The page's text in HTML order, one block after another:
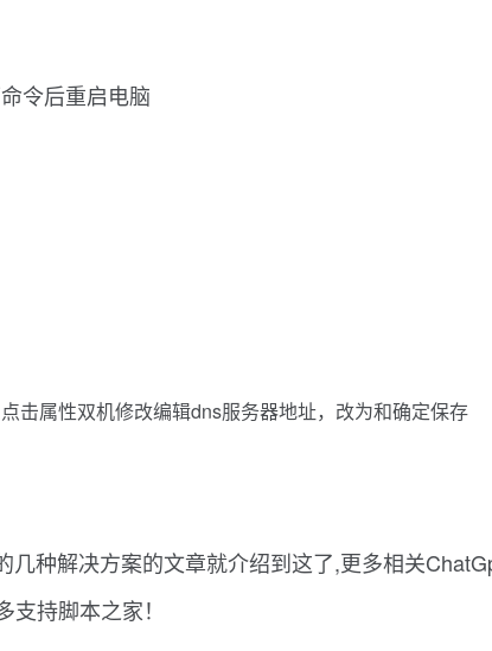
令后重启电脑
击属性双机修改编辑dns服务器地址，改为和确定保存
种解决方案的文章就介绍到这了,更多相关
持脚本之家！